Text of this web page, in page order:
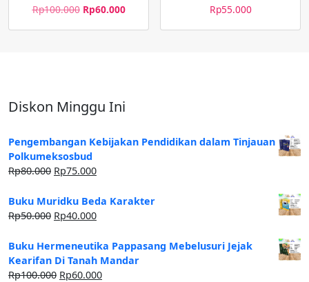
Rp100.000 Rp60.000 Rp55.000
Diskon Minggu Ini
Pengembangan Kebijakan Pendidikan dalam Tinjauan
Polkumeksosbud
Rp80.000 Rp75.000
Buku Muridku Beda Karakter
Rp50.000 Rp40.000
Buku Hermeneutika Pappasang Mebelusuri Jejak
Kearifan Di Tanah Mandar
Rp100.000 Rp60.000